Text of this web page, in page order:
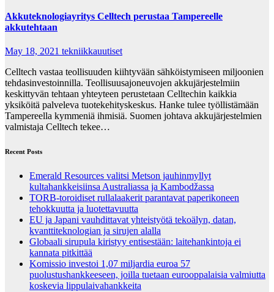
Akkuteknologiayritys Celltech perustaa Tampereelle
akkutehtaan
May 18, 2021 tekniikkauutiset
Celltech vastaa teollisuuden kiihtyvään sähköistymiseen miljoonien
tehdasinvestoinnilla. Teollisuusajoneuvojen akkujärjestelmiin
keskittyvän tehtaan yhteyteen perustetaan Celltechin kaikkia
yksiköitä palveleva tuotekehityskeskus. Hanke tulee työllistämään
Tampereella kymmeniä ihmisiä. Suomen johtava akkujärjestelmien
valmistaja Celltech tekee…
Recent Posts
Emerald Resources valitsi Metson jauhinmyllyt
kultahankkeisiinsa Australiassa ja Kambodžassa
TORB-toroidiset rullalaakerit parantavat paperikoneen
tehokkuutta ja luotettavuutta
EU ja Japani vauhdittavat yhteistyötä tekoälyn, datan,
kvanttiteknologian ja sirujen alalla
Globaali sirupula kiristyy entisestään: laitehankintoja ei
kannata pitkittää
Komissio investoi 1,07 miljardia euroa 57
puolustushankkeeseen, joilla tuetaan eurooppalaisia valmiutta
koskevia lippulaivahankkeita